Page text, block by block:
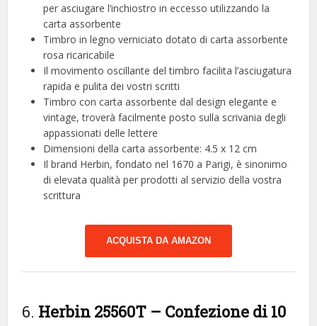
per asciugare l’inchiostro in eccesso utilizzando la
carta assorbente
Timbro in legno verniciato dotato di carta assorbente
rosa ricaricabile
Il movimento oscillante del timbro facilita l’asciugatura
rapida e pulita dei vostri scritti
Timbro con carta assorbente dal design elegante e
vintage, troverà facilmente posto sulla scrivania degli
appassionati delle lettere
Dimensioni della carta assorbente: 4.5 x 12 cm
Il brand Herbin, fondato nel 1670 a Parigi, è sinonimo
di elevata qualità per prodotti al servizio della vostra
scrittura
ACQUISTA DA AMAZON
6. Herbin 25560T – Confezione di 10